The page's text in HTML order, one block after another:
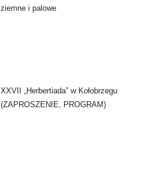
ziemne i palowe
XXVII „Herbertiada” w Kołobrzegu
(ZAPROSZENIE, PROGRAM)